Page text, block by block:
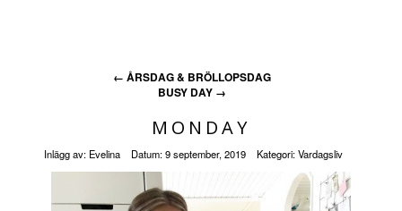
← ÅRSDAG & BRÖLLOPSDAG
BUSY DAY →
MONDAY
Inlägg av: Evelina Datum:9 september, 2019 Kategori:Vardagsliv